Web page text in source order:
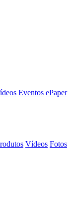
Eventos ePaper
Vídeos Fotos